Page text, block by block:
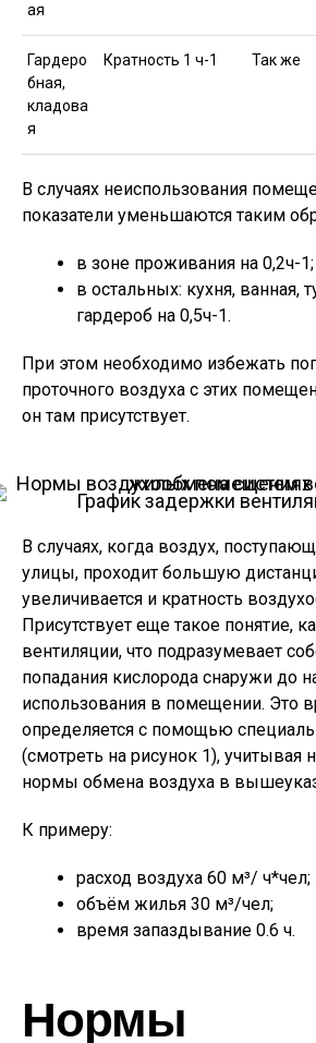
ая
Гардеро
бная,
кладова
я
Кратность 1 ч-1 Так же
В случаях неиспользования
показатели уменьшаются таким
в зоне проживания на 0,2ч-1;
в остальных: кухня, ванная,
гардероб на 0,5ч-1.
При этом необходимо избежать
проточного воздуха с этих
он там присутствует.
График задержки
В случаях, когда воздух,
улицы, проходит большую
увеличивается и кратность
Присутствует еще такое понятие,
вентиляции, что подразумевает
попадания кислорода снаружи до
использования в помещении. Это
определяется с помощью
(смотреть на рисунок 1), учитывая
нормы обмена воздуха в
К примеру:
расход воздуха 60 м³/ ч*чел;
объём жилья 30 м³/чел;
время запаздывание 0.6 ч.
Нормы